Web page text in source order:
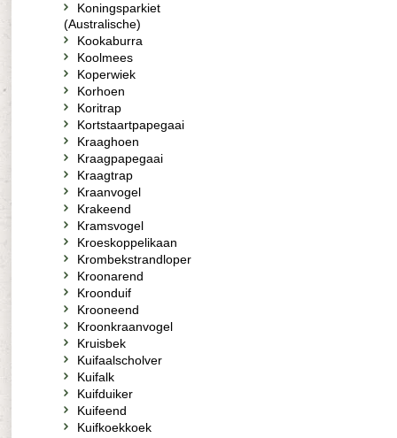
Koningsparkiet
(Australische)
Kookaburra
Koolmees
Koperwiek
Korhoen
Koritrap
Kortstaartpapegaai
Kraaghoen
Kraagpapegaai
Kraagtrap
Kraanvogel
Krakeend
Kramsvogel
Kroeskoppelikaan
Krombekstrandloper
Kroonarend
Kroonduif
Krooneend
Kroonkraanvogel
Kruisbek
Kuifaalscholver
Kuifalk
Kuifduiker
Kuifeend
Kuifkoekkoek